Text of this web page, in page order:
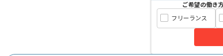
ご希望の働き
フリーランス